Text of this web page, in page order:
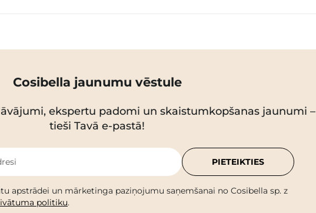
Cosibella jaunumu vēstule
ekspertu padomi un skaistumkopšanas jaunumi –
tieši Tavā e-pastā!
apstrādei un mārketinga paziņojumu saņemšanai no Cosibella sp. z
politiku.
PIETEIKTIES